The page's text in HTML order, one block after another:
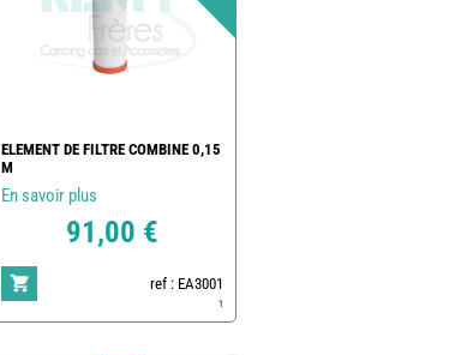
ELEMENT DE FILTRE COMBINE 0,15
M
En savoir plus
91,00 €
ref : EA3001
1